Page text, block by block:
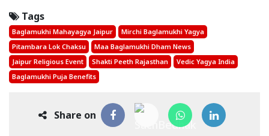
Tags
Baglamukhi Mahayagya Jaipur
Mirchi Baglamukhi Yagya
Pitambara Lok Chaksu
Maa Baglamukhi Dham News
Jaipur Religious Event
Shakti Peeth Rajasthan
Vedic Yagya India
Baglamukhi Puja Benefits
Share on